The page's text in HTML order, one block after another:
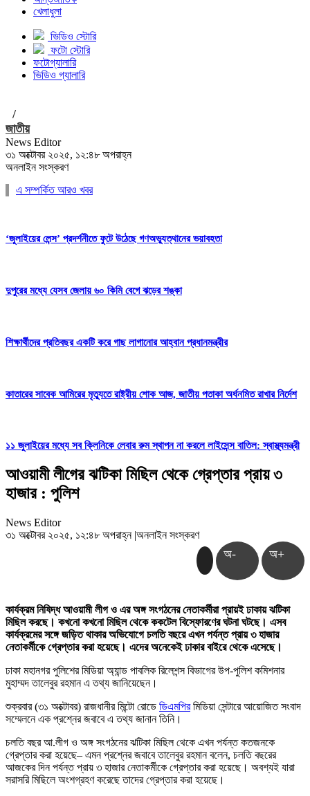
খেলাধুলা
ভিডিও স্টোরি
ফটো স্টোরি
ফটোগ্যালারি
ভিডিও গ্যালারি
/
জাতীয়
News Editor
৩১ অক্টোবর ২০২৫, ১২:৪৮ অপরাহ্ন
অনলাইন সংস্করণ
এ সম্পর্কিত আরও খবর
‘জুলাইয়ের লেন্স’ প্রদর্শনীতে ফুটে উঠেছে গণঅভ্যুত্থানের ভয়াবহতা
দুপুরের মধ্যে যেসব জেলায় ৬০ কিমি বেগে ঝড়ের শঙ্কা
শিক্ষার্থীদের প্রতিবছর একটি করে গাছ লাগানোর আহ্বান প্রধানমন্ত্রীর
কাতারের সাবেক আমিরের মৃত্যুতে রাষ্ট্রীয় শোক আজ, জাতীয় পতাকা অর্ধনমিত রাখার নির্দেশ
১১ জুলাইয়ের মধ্যে সব ক্লিনিকে লেবার রুম স্থাপন না করলে লাইসেন্স বাতিল: স্বাস্থ্যমন্ত্রী
আওয়ামী লীগের ঝটিকা মিছিল থেকে গ্রেপ্তার প্রায় ৩
হাজার : পুলিশ
News Editor
৩১ অক্টোবর ২০২৫, ১২:৪৮ অপরাহ্ন |অনলাইন সংস্করণ
অ- অ+
কার্যক্রম নিষিদ্ধ আওয়ামী লীগ ও এর অঙ্গ সংগঠনের নেতাকর্মীরা প্রায়ই ঢাকায় ঝটিকা
মিছিল করছে। কখনো কখনো মিছিল থেকে ককটেল বিস্ফোরণের ঘটনা ঘটছে। এসব
কার্যক্রমের সঙ্গে জড়িত থাকার অভিযোগে চলতি বছরে এখন পর্যন্ত প্রায় ৩ হাজার
নেতাকর্মীকে গ্রেপ্তার করা হয়েছে। এদের অনেকেই ঢাকার বাইরে থেকে এসেছে।
ঢাকা মহানগর পুলিশের মিডিয়া অ্যান্ড পাবলিক রিলেশন্স বিভাগের উপ-পুলিশ কমিশনার
মুহাম্মদ তালেবুর রহমান এ তথ্য জানিয়েছেন।
শুক্রবার (৩১ অক্টোবর) রাজধানীর মিন্টো রোডে ডিএমপিরমিডিয়া সেন্টারে আয়োজিত সংবাদ
সম্মেলনে এক প্রশ্নের জবাবে এ তথ্য জানান তিনি।
চলতি বছর আ.লীগ ও অঙ্গ সংগঠনের ঝটিকা মিছিল থেকে এখন পর্যন্ত কতজনকে
গ্রেপ্তার করা হয়েছে– এমন প্রশ্নের জবাবে তালেবুর রহমান বলেন, চলতি বছরের
আজকের দিন পর্যন্ত প্রায় ৩ হাজার নেতাকর্মীকে গ্রেপ্তার করা হয়েছে। অবশ্যই যারা
সরাসরি মিছিলে অংশগ্রহণ করেছে তাদের গ্রেপ্তার করা হয়েছে।